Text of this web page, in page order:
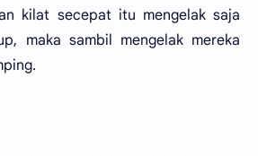
kilat secepat itu mengelak saja
maka sambil mengelak mereka